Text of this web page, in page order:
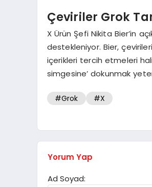
Çeviriler Grok
X Ürün Şefi Nikita Bier’in
destekleniyor. Bier,
içerikleri tercih etmeleri
simgesine’ dokunmak
#Grok #X
Yorum Yap
Ad Soyad: